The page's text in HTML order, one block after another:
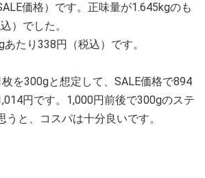
価格）です。正味量が1.645kgのも
）でした。
たり338円（税込）です。
を300gと想定して、SALE価格で894
円です。1,000円前後で300gのステ
うと、コスパは十分良いです。